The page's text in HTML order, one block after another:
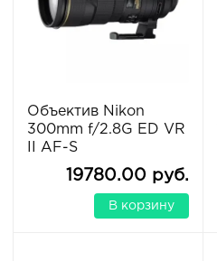
Объектив Nikon
300mm f/2.8G ED VR
II AF-S
19780.00 руб.
В корзину